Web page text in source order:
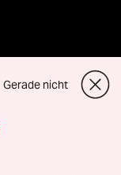
Gerade nicht